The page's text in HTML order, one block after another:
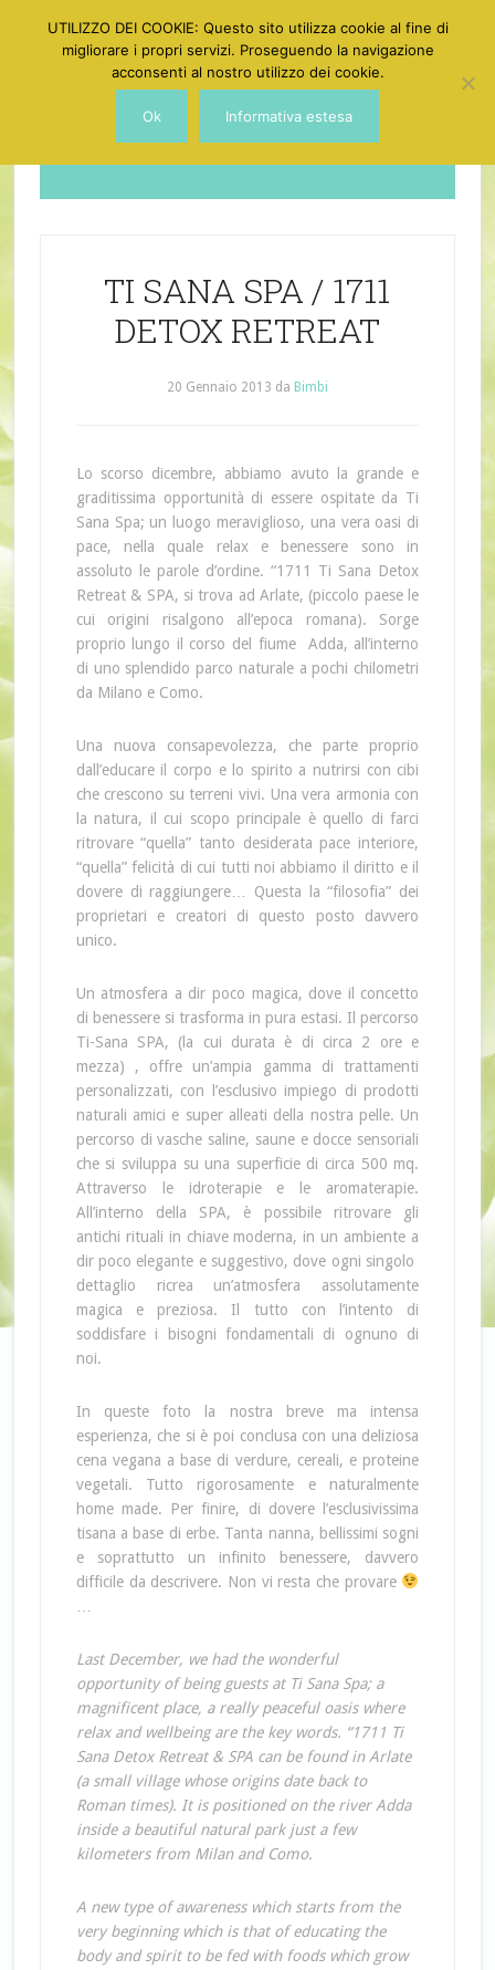
Dotgirl
TI SANA SPA / 1711
DETOX RETREAT
20 Gennaio 2013 da Bimbi
Lo scorso dicembre, abbiamo avuto la grande e
graditissima opportunità di essere ospitate da Ti
Sana Spa; un luogo meraviglioso, una vera oasi di
pace, nella quale relax e benessere sono in
assoluto le parole d’ordine. “1711 Ti Sana Detox
Retreat & SPA, si trova ad Arlate, (piccolo paese le
cui origini risalgono all’epoca romana). Sorge
proprio lungo il corso del fiume Adda, all’interno
di uno splendido parco naturale a pochi chilometri
da Milano e Como.
Una nuova consapevolezza, che parte proprio
dall’educare il corpo e lo spirito a nutrirsi con cibi
che crescono su terreni vivi. Una vera armonia con
la natura, il cui scopo principale è quello di farci
ritrovare “quella” tanto desiderata pace interiore,
“quella” felicità di cui tutti noi abbiamo il diritto e il
dovere di raggiungere… Questa la “filosofia” dei
proprietari e creatori di questo posto davvero
unico.
Un atmosfera a dir poco magica, dove il concetto
di benessere si trasforma in pura estasi. Il percorso
Ti-Sana SPA, (la cui durata è di circa 2 ore e
mezza) , offre un’ampia gamma di trattamenti
personalizzati, con l’esclusivo impiego di prodotti
naturali amici e super alleati della nostra pelle. Un
percorso di vasche saline, saune e docce sensoriali
che si sviluppa su una superficie di circa 500 mq.
Attraverso le idroterapie e le aromaterapie.
All’interno della SPA, è possibile ritrovare gli
antichi rituali in chiave moderna, in un ambiente a
dir poco elegante e suggestivo, dove ogni singolo
dettaglio ricrea un’atmosfera assolutamente
magica e preziosa. Il tutto con l’intento di
soddisfare i bisogni fondamentali di ognuno di
noi.
In queste foto la nostra breve ma intensa
esperienza, che si è poi conclusa con una deliziosa
cena vegana a base di verdure, cereali, e proteine
vegetali. Tutto rigorosamente e naturalmente
home made. Per finire, di dovere l’esclusivissima
tisana a base di erbe. Tanta nanna, bellissimi sogni
e soprattutto un infinito benessere, davvero
difficile da descrivere. Non vi resta che provare
Last December, we had the wonderful
opportunity of being guests at Ti Sana Spa; a
magnificent place, a really peaceful oasis where
relax and wellbeing are the key words. “1711 Ti
Sana Detox Retreat & SPA can be found in Arlate
(a small village whose origins date back to
Roman times). It is positioned on the river Adda
inside a beautiful natural park just a few
kilometers from Milan and Como.
A new type of awareness which starts from the
very beginning which is that of educating the
body and spirit to be fed with foods which grow
UTILIZZO DEI COOKIE: Questo sito utilizza cookie al fine di
migliorare i propri servizi. Proseguendo la navigazione
acconsenti al nostro utilizzo dei cookie.
Ok Informativa estesa